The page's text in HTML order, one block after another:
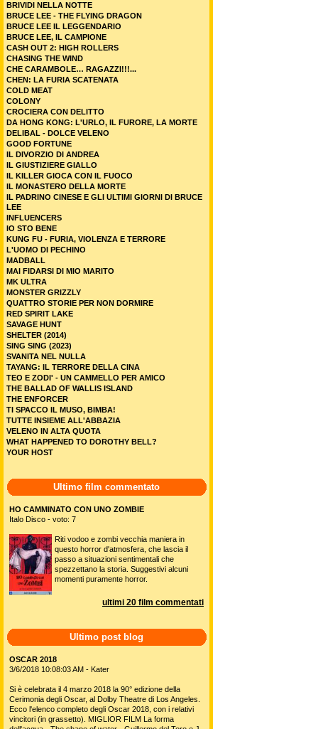
BRIVIDI NELLA NOTTE
BRUCE LEE - THE FLYING DRAGON
BRUCE LEE IL LEGGENDARIO
BRUCE LEE, IL CAMPIONE
CASH OUT 2: HIGH ROLLERS
CHASING THE WIND
CHE CARAMBOLE… RAGAZZI!!!...
CHEN: LA FURIA SCATENATA
COLD MEAT
COLONY
CROCIERA CON DELITTO
DA HONG KONG: L'URLO, IL FURORE, LA MORTE
DELIBAL - DOLCE VELENO
GOOD FORTUNE
IL DIVORZIO DI ANDREA
IL GIUSTIZIERE GIALLO
IL KILLER GIOCA CON IL FUOCO
IL MONASTERO DELLA MORTE
IL PADRINO CINESE E GLI ULTIMI GIORNI DI BRUCE
LEE
INFLUENCERS
IO STO BENE
KUNG FU - FURIA, VIOLENZA E TERRORE
L'UOMO DI PECHINO
MADBALL
MAI FIDARSI DI MIO MARITO
MK ULTRA
MONSTER GRIZZLY
QUATTRO STORIE PER NON DORMIRE
RED SPIRIT LAKE
SAVAGE HUNT
SHELTER (2014)
SING SING (2023)
SVANITA NEL NULLA
TAYANG: IL TERRORE DELLA CINA
TEO E ZODI' - UN CAMMELLO PER AMICO
THE BALLAD OF WALLIS ISLAND
THE ENFORCER
TI SPACCO IL MUSO, BIMBA!
TUTTE INSIEME ALL'ABBAZIA
VELENO IN ALTA QUOTA
WHAT HAPPENED TO DOROTHY BELL?
YOUR HOST
Ultimo film commentato
HO CAMMINATO CON UNO ZOMBIE
Italo Disco - voto: 7
Riti vodoo e zombi vecchia maniera in
questo horror d'atmosfera, che lascia il
passo a situazioni sentimentali che
spezzettano la storia. Suggestivi alcuni
momenti puramente horror.
ultimi 20 film commentati
Ultimo post blog
OSCAR 2018
3/6/2018 10:08:03 AM - Kater
Si è celebrata il 4 marzo 2018 la 90° edizione della
Cerimonia degli Oscar, al Dolby Theatre di Los Angeles.
Ecco l'elenco completo degli Oscar 2018, con i relativi
vincitori (in grassetto). MIGLIOR FILM La forma